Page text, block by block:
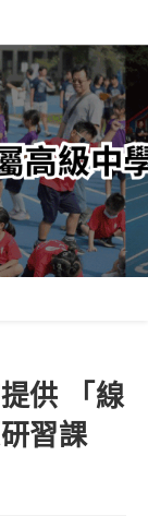
供 「線
習課